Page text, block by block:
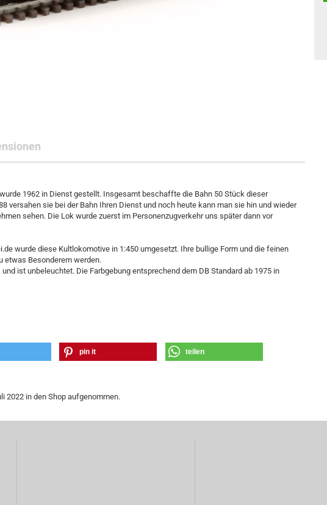
1962 in Dienst gestellt. Insgesamt beschaffte die Bahn 50 Stück dieser
versahen sie bei der Bahn Ihren Dienst und noch heute kann man sie hin und wieder
sehen. Die Lok wurde zuerst im Personenzugverkehr uns später dann vor
wurde diese Kultlokomotive in 1:450 umgesetzt. Ihre bullige Form und die feinen
etwas Besonderem werden.
ist unbeleuchtet. Die Farbgebung entsprechend dem DB Standard ab 1975 in
pin it teilen
2022 in den Shop aufgenommen.